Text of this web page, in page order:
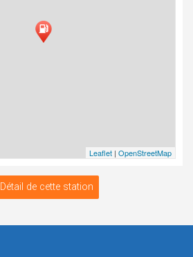
Leaflet | OpenStreetMap
Détail de cette station